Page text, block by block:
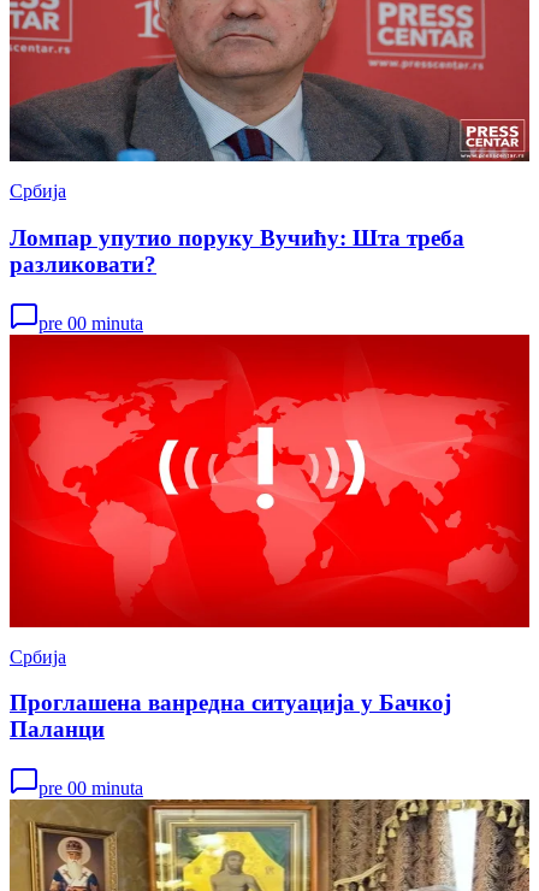
Србија
Ломпар упутио поруку Вучићу: Шта треба
разликовати?
pre 00 minuta
Србија
Проглашена ванредна ситуација у Бачкој
Паланци
pre 00 minuta